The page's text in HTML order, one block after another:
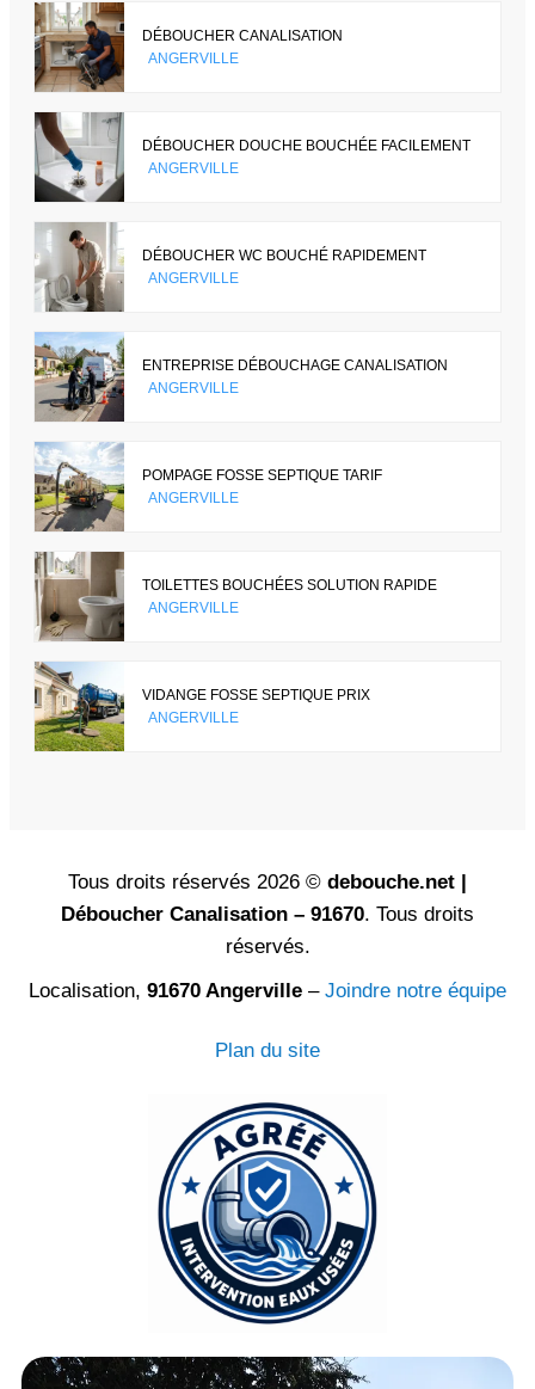
DÉBOUCHER CANALISATION
ANGERVILLE
DÉBOUCHER DOUCHE BOUCHÉE FACILEMENT
ANGERVILLE
DÉBOUCHER WC BOUCHÉ RAPIDEMENT
ANGERVILLE
ENTREPRISE DÉBOUCHAGE CANALISATION
ANGERVILLE
POMPAGE FOSSE SEPTIQUE TARIF
ANGERVILLE
TOILETTES BOUCHÉES SOLUTION RAPIDE
ANGERVILLE
VIDANGE FOSSE SEPTIQUE PRIX
ANGERVILLE
Tous droits réservés 2026 © debouche.net |
Déboucher Canalisation – 91670. Tous droits
réservés.
Localisation, 91670 Angerville – Joindre notre équipe
Plan du site